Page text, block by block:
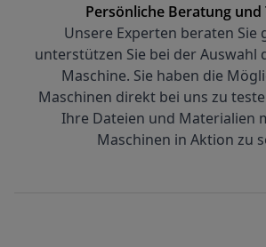
Persönliche Beratung und
Unsere Experten beraten Sie
unterstützen Sie bei der Auswahl
Maschine. Sie haben die
Maschinen direkt bei uns zu
Ihre Dateien und Materialien
Maschinen in Aktion zu